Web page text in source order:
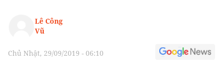
Lê Công
Vũ
Chủ Nhật, 29/09/2019 - 06:10